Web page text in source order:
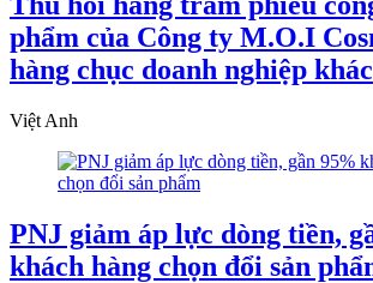
phẩm của Công ty M.O.I
hàng chục doanh nghiệp khác
Việt Anh
PNJ giảm áp lực dòng tiền,
khách hàng chọn đổi sản